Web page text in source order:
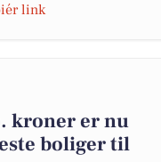
link
kroner er nu
boliger til